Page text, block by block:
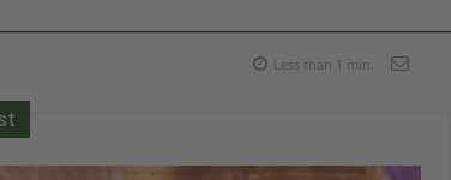
Less than 1 min.